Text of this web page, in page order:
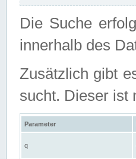
Die Suche
innerhalb des
Zusätzlich gibt
sucht. Dieser ist
Parameter
q